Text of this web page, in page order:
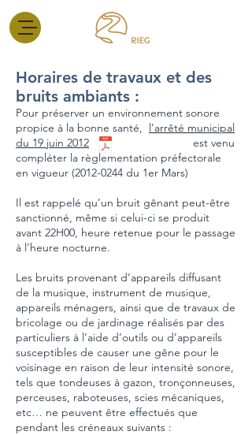
Horaires de travaux et des
bruits ambiants :
Pour préserver un environnement sonore
propice à la bonne santé, l’arrêté municipal
du 19 juin 2012 est venu
compléter la règlementation préfectorale
en vigueur (2012-0244 du 1er Mars)
Il est rappelé qu’un bruit gênant peut-être
sanctionné, même si celui-ci se produit
avant 22H00, heure retenue pour le passage
à l’heure nocturne.
Les bruits provenant d’appareils diffusant
de la musique, instrument de musique,
appareils ménagers, ainsi que de travaux de
bricolage ou de jardinage réalisés par des
particuliers à l’aide d’outils ou d’appareils
susceptibles de causer une gêne pour le
voisinage en raison de leur intensité sonore,
tels que tondeuses à gazon, tronçonneuses,
perceuses, raboteuses, scies mécaniques,
etc… ne peuvent être effectués que
pendant les créneaux suivants :